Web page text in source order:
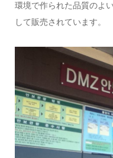
環境で作られた品質のよ
して販売されています。